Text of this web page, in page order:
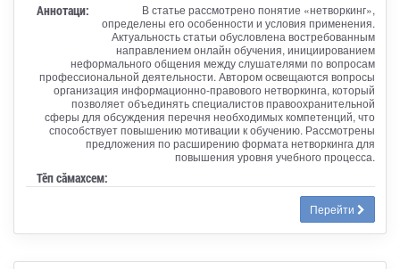
Аннотаци:
В статье рассмотрено понятие «нетворкинг»,
определены его особенности и условия применения.
Актуальность статьи обусловлена востребованным
направлением онлайн обучения, инициированием
неформального общения между слушателями по вопросам
профессиональной деятельности. Автором освещаются вопросы
организация информационно-правового нетворкинга, который
позволяет объединять специалистов правоохранительной
сферы для обсуждения перечня необходимых компетенций, что
способствует повышению мотивации к обучению. Рассмотрены
предложения по расширению формата нетворкинга для
повышения уровня учебного процесса.
Тӗп сӑмахсем:
Перейти